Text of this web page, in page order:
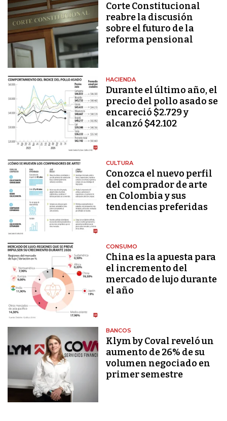
Corte Constitucional
reabre la discusión
sobre el futuro de la
reforma pensional
HACIENDA
Durante el último año, el
precio del pollo asado se
encareció $2.729 y
alcanzó $42.102
CULTURA
Conozca el nuevo perfil
del comprador de arte
en Colombia y sus
tendencias preferidas
CONSUMO
China es la apuesta para
el incremento del
mercado de lujo durante
el año
BANCOS
Klym by Coval reveló un
aumento de 26% de su
volumen negociado en
primer semestre